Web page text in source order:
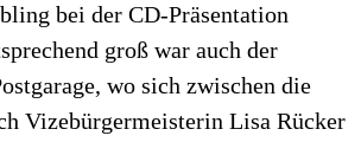
bei der CD-Präsentation
groß war auch der
wo sich zwischen die
Vizebürgermeisterin Lisa Rücker